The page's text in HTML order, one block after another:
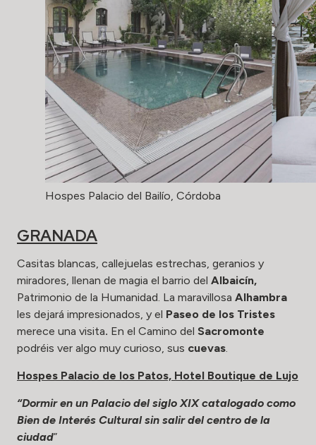
Hospes Palacio del Bailío, Córdoba
GRANADA
Casitas blancas, callejuelas estrechas, geranios y
miradores, llenan de magia el barrio del Albaicín,
Patrimonio de la Humanidad. La maravillosa Alhambra
les dejará impresionados, y el Paseo de los Tristes
merece una visita. En el Camino del Sacromonte
podréis ver algo muy curioso, sus cuevas.
Hospes Palacio de los Patos, Hotel Boutique de Lujo
“Dormir en un Palacio del siglo XIX catalogado como
Bien de Interés Cultural sin salir del centro de la
ciudad”